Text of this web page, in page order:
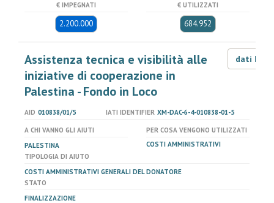
€ IMPEGNATI
2.200.000
€ UTILIZZATI
684.952
Assistenza tecnica e visibilità alle
iniziative di cooperazione in
Palestina - Fondo in Loco
dati LOD
AID 010838/01/5 IATI IDENTIFIER XM-DAC-6-4-010838-01-5
A CHI VANNO GLI AIUTI
PALESTINA
PER COSA VENGONO UTILIZZATI
COSTI AMMINISTRATIVI
TIPOLOGIA DI AIUTO
COSTI AMMINISTRATIVI GENERALI DEL DONATORE
STATO
FINALIZZAZIONE